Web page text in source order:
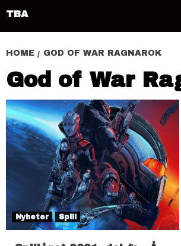
TBA
HOME GOD OF WAR RAGNAROK
God of War
Nyheter Spill